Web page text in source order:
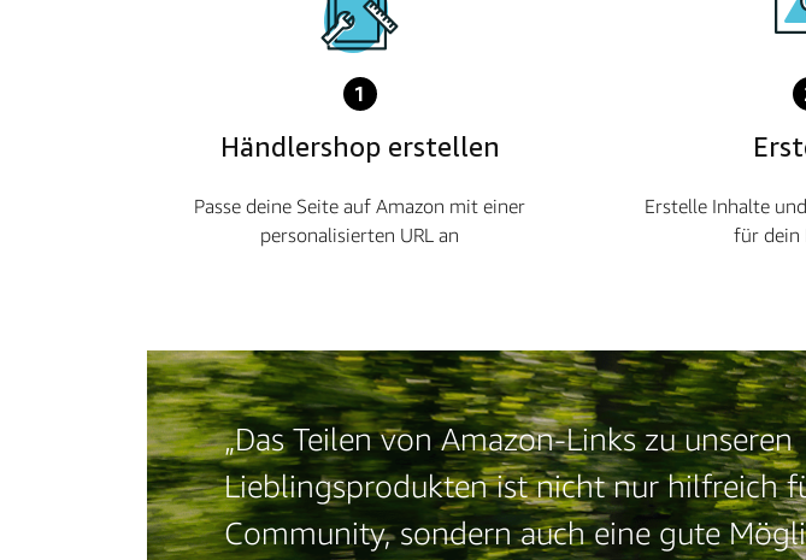
1
Händlershop erstellen
Passe deine Seite auf Amazon mit einer
personalisierten URL an
Erstelle Inhalte
für dein
„Das Teilen von Amazon-Links zu unseren
Lieblingsprodukten ist nicht nur hilfreich
Community, sondern auch eine gute